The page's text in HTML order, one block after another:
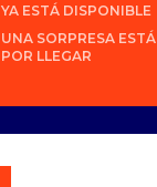
YA ESTÁ DISPONIBLE
UNA SORPRESA ESTÁ
POR LLEGAR